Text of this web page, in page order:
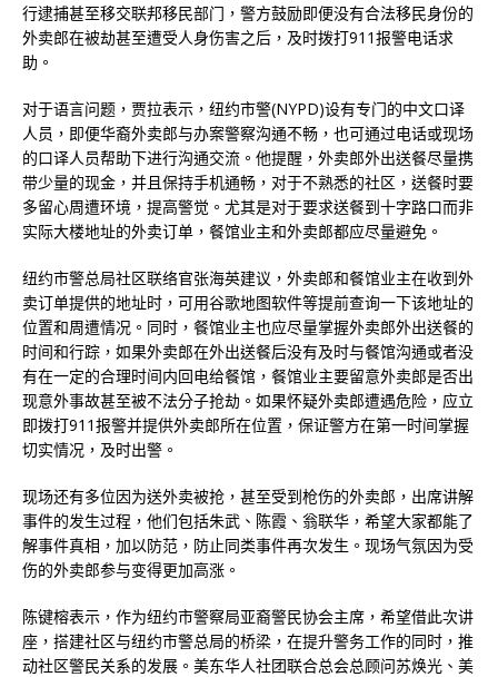
行逮捕甚至移交联邦移民部门，警方鼓励即便没有合法移民身份的
外卖郎在被劫甚至遭受人身伤害之后，及时拨打911报警电话求
助。
对于语言问题，贾拉表示，纽约市警(NYPD)设有专门的中文口译
人员，即便华裔外卖郎与办案警察沟通不畅，也可通过电话或现场
的口译人员帮助下进行沟通交流。他提醒，外卖郎外出送餐尽量携
带少量的现金，并且保持手机通畅，对于不熟悉的社区，送餐时要
多留心周遭环境，提高警觉。尤其是对于要求送餐到十字路口而非
实际大楼地址的外卖订单，餐馆业主和外卖郎都应尽量避免。
纽约市警总局社区联络官张海英建议，外卖郎和餐馆业主在收到外
卖订单提供的地址时，可用谷歌地图软件等提前查询一下该地址的
位置和周遭情况。同时，餐馆业主也应尽量掌握外卖郎外出送餐的
时间和行踪，如果外卖郎在外出送餐后没有及时与餐馆沟通或者没
有在一定的合理时间内回电给餐馆，餐馆业主要留意外卖郎是否出
现意外事故甚至被不法分子抢劫。如果怀疑外卖郎遭遇危险，应立
即拨打911报警并提供外卖郎所在位置，保证警方在第一时间掌握
切实情况，及时出警。
现场还有多位因为送外卖被抢，甚至受到枪伤的外卖郎，出席讲解
事件的发生过程，他们包括朱武、陈霞、翁联华，希望大家都能了
解事件真相，加以防范，防止同类事件再次发生。现场气氛因为受
伤的外卖郎参与变得更加高涨。
陈键榕表示，作为纽约市警察局亚裔警民协会主席，希望借此次讲
座，搭建社区与纽约市警总局的桥梁，在提升警务工作的同时，推
动社区警民关系的发展。美东华人社团联合总会总顾问苏焕光、美